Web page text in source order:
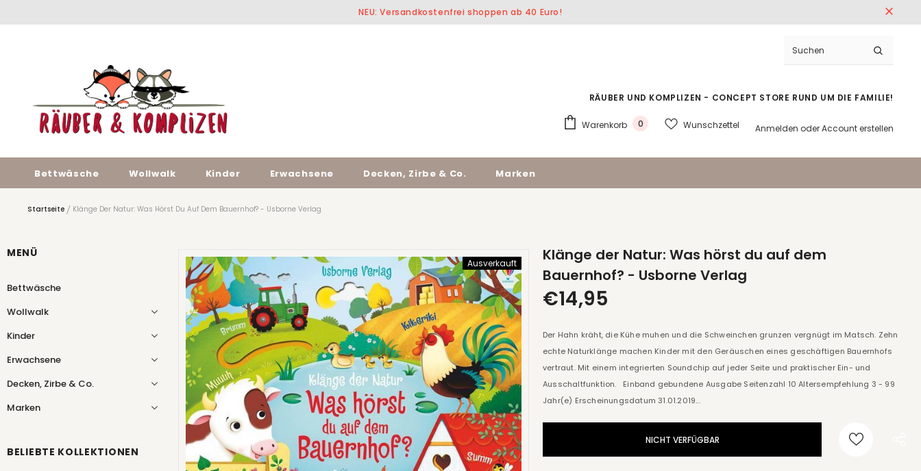
NEU: Versandkostenfrei shoppen ab 40 Euro!
RÄUBER UND KOMPLIZEN - CONCEPT STORE RUND UM DIE FAMILIE!
Warenkorb 0 Wunschzettel Anmelden oderAccount erstellen
Bettwäsche Wollwalk Kinder Erwachsene Decken, Zirbe & Co. Marken
Startseite Klänge Der Natur: Was Hörst Du Auf Dem Bauernhof? - Usborne Verlag
MENÜ
Bettwäsche
Wollwalk
Kinder
Erwachsene
Decken, Zirbe & Co.
Marken
BELIEBTE KOLLEKTIONEN
Ausverkauft
Klänge der Natur: Was hörst du auf dem
Bauernhof? - Usborne Verlag
€14,95
Der Hahn kräht, die Kühe muhen und die Schweinchen grunzen vergnügt im Matsch. Zehn
echte Naturklänge machen Kinder mit den Geräuschen eines geschäftigen Bauernhofs
vertraut. Mit einem integrierten Soundchip auf jeder Seite und praktischer Ein- und
Ausschaltfunktion. Einband gebundene Ausgabe Seitenzahl 10 Altersempfehlung 3 - 99
Jahr(e) Erscheinungsdatum 31.01.2019...